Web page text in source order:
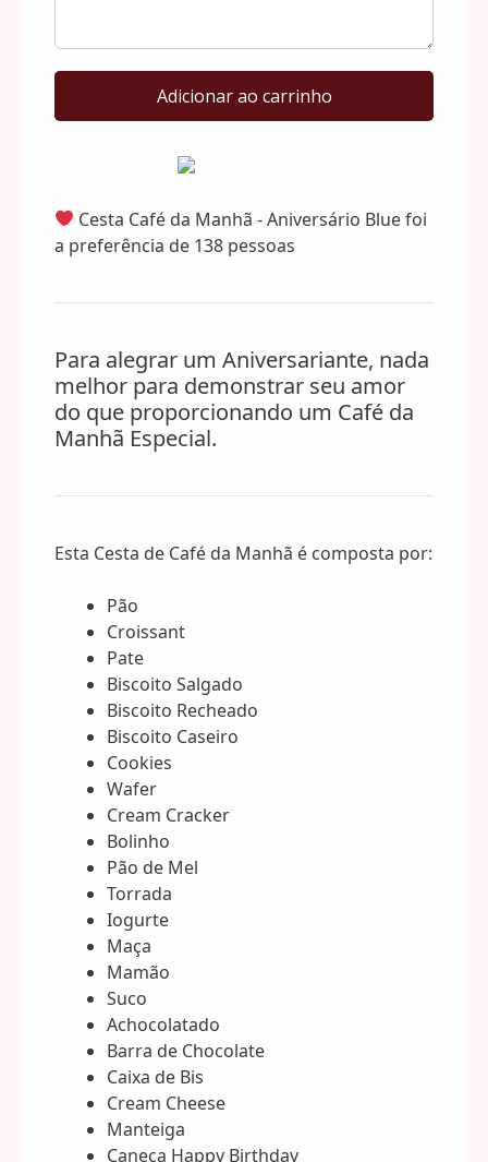
Cesta
Aniversário
Blue
Adicionar ao carrinho
Cesta Café da Manhã - Aniversário Blue foi
a preferência de 138 pessoas
Para alegrar um Aniversariante, nada
melhor para demonstrar seu amor
do que proporcionando um Café da
Manhã Especial.
Esta Cesta de Café da Manhã é composta por:
Pão
Croissant
Pate
Biscoito Salgado
Biscoito Recheado
Biscoito Caseiro
Cookies
Wafer
Cream Cracker
Bolinho
Pão de Mel
Torrada
Iogurte
Maça
Mamão
Suco
Achocolatado
Barra de Chocolate
Caixa de Bis
Cream Cheese
Manteiga
Caneca Happy Birthday